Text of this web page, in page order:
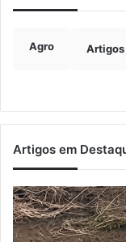
Agro Artigos
Artigos em
Turisvales
2026
recebe